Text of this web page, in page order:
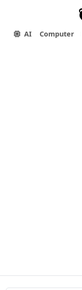
AI Computer